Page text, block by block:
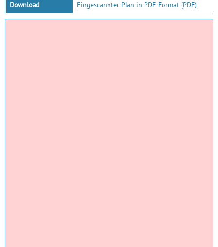
Download
Eingescannter Plan in PDF-Format (PDF)